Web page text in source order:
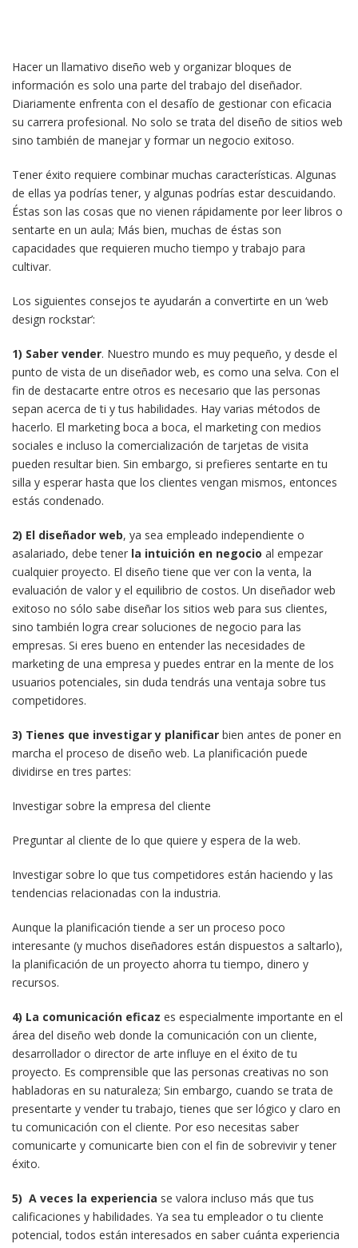
Hacer un llamativo diseño web y organizar bloques de
información es solo una parte del trabajo del diseñador.
Diariamente enfrenta con el desafío de gestionar con eficacia
su carrera profesional. No solo se trata del diseño de sitios web
sino también de manejar y formar un negocio exitoso.
Tener éxito requiere combinar muchas características. Algunas
de ellas ya podrías tener, y algunas podrías estar descuidando.
Éstas son las cosas que no vienen rápidamente por leer libros o
sentarte en un aula; Más bien, muchas de éstas son
capacidades que requieren mucho tiempo y trabajo para
cultivar.
Los siguientes consejos te ayudarán a convertirte en un ‘web
design rockstar’:
1) Saber vender. Nuestro mundo es muy pequeño, y desde el
punto de vista de un diseñador web, es como una selva. Con el
fin de destacarte entre otros es necesario que las personas
sepan acerca de ti y tus habilidades. Hay varias métodos de
hacerlo. El marketing boca a boca, el marketing con medios
sociales e incluso la comercialización de tarjetas de visita
pueden resultar bien. Sin embargo, si prefieres sentarte en tu
silla y esperar hasta que los clientes vengan mismos, entonces
estás condenado.
2) El diseñador web, ya sea empleado independiente o
asalariado, debe tener la intuición en negocio al empezar
cualquier proyecto. El diseño tiene que ver con la venta, la
evaluación de valor y el equilibrio de costos. Un diseñador web
exitoso no sólo sabe diseñar los sitios web para sus clientes,
sino también logra crear soluciones de negocio para las
empresas. Si eres bueno en entender las necesidades de
marketing de una empresa y puedes entrar en la mente de los
usuarios potenciales, sin duda tendrás una ventaja sobre tus
competidores.
3) Tienes que investigar y planificar bien antes de poner en
marcha el proceso de diseño web. La planificación puede
dividirse en tres partes:
Investigar sobre la empresa del cliente
Preguntar al cliente de lo que quiere y espera de la web.
Investigar sobre lo que tus competidores están haciendo y las
tendencias relacionadas con la industria.
Aunque la planificación tiende a ser un proceso poco
interesante (y muchos diseñadores están dispuestos a saltarlo),
la planificación de un proyecto ahorra tu tiempo, dinero y
recursos.
4) La comunicación eficaz es especialmente importante en el
área del diseño web donde la comunicación con un cliente,
desarrollador o director de arte influye en el éxito de tu
proyecto. Es comprensible que las personas creativas no son
habladoras en su naturaleza; Sin embargo, cuando se trata de
presentarte y vender tu trabajo, tienes que ser lógico y claro en
tu comunicación con el cliente. Por eso necesitas saber
comunicarte y comunicarte bien con el fin de sobrevivir y tener
éxito.
5) A veces la experiencia se valora incluso más que tus
calificaciones y habilidades. Ya sea tu empleador o tu cliente
potencial, todos están interesados en saber cuánta experiencia